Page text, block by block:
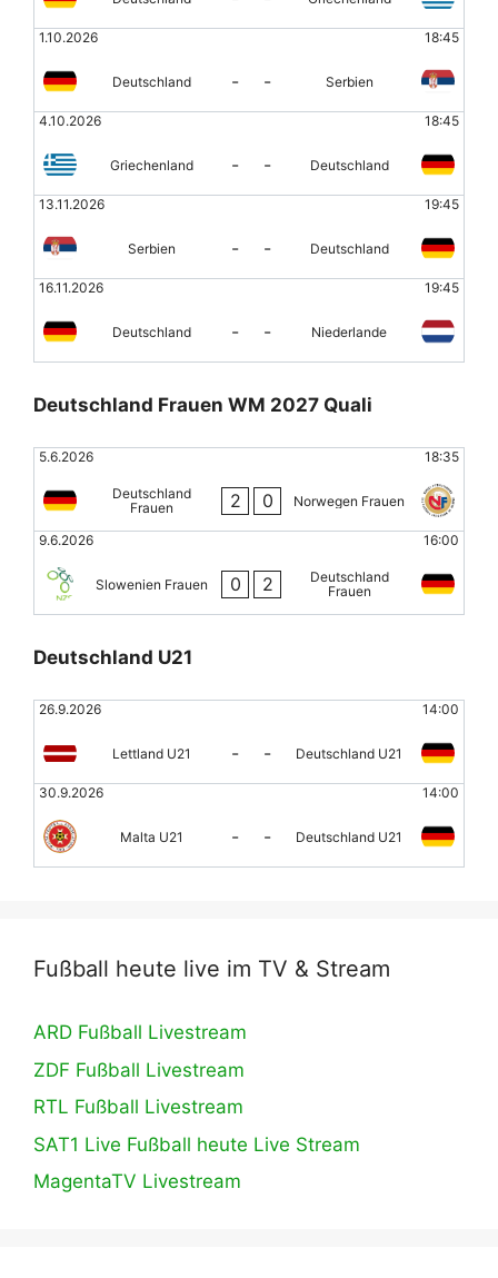
1.10.2026 18:45
Deutschland - - Serbien
4.10.2026 18:45
Griechenland - - Deutschland
13.11.2026 19:45
Serbien - - Deutschland
16.11.2026 19:45
Deutschland - - Niederlande
Deutschland Frauen WM 2027 Quali
5.6.2026 18:35
Deutschland
Frauen
2 0 Norwegen Frauen
9.6.2026 16:00
Slowenien Frauen 0 2
Deutschland
Frauen
Deutschland U21
26.9.2026 14:00
Lettland U21 - - Deutschland U21
30.9.2026 14:00
Malta U21 - - Deutschland U21
Fußball heute live im TV & Stream
ARD Fußball Livestream
ZDF Fußball Livestream
RTL Fußball Livestream
SAT1 Live Fußball heute Live Stream
MagentaTV Livestream